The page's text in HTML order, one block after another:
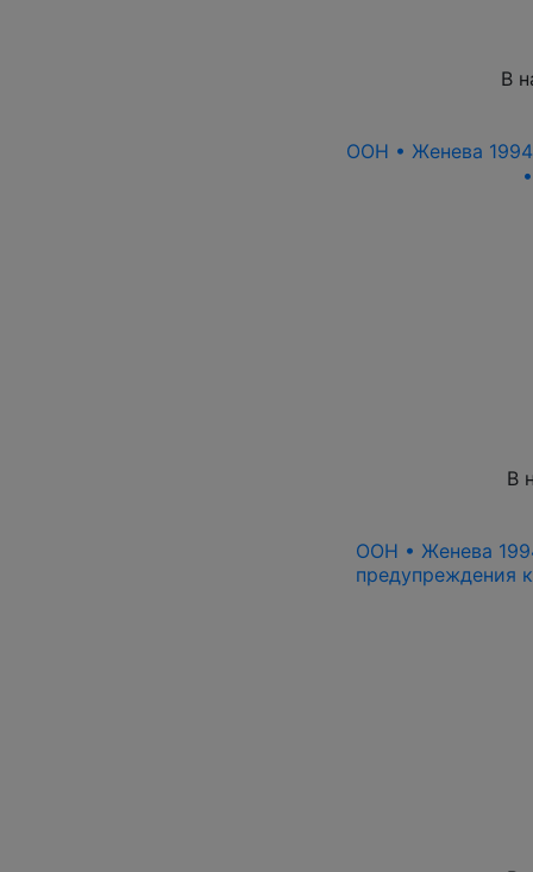
В
ООН • Женева
В
ООН • Женева
предупреждения